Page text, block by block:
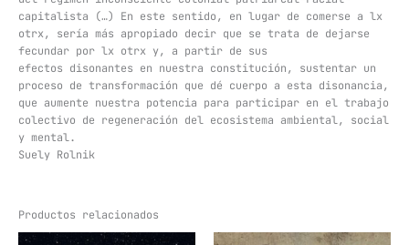
capitalista (…) En este sentido, en lugar de comerse a lx
otrx, sería más apropiado decir que se trata de dejarse
fecundar por lx otrx y, a partir de sus
efectos disonantes en nuestra constitución, sustentar un
proceso de transformación que dé cuerpo a esta disonancia,
que aumente nuestra potencia para participar en el trabajo
colectivo de regeneración del ecosistema ambiental, social
y mental.
Suely Rolnik
Productos relacionados